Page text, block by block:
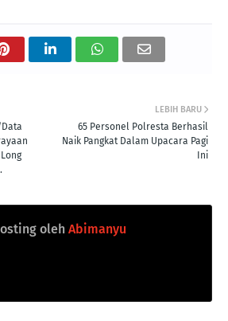
LEBIH BARU
65 Personel Polresta Berhasil
Naik Pangkat Dalam Upacara Pagi
Ini
oleh Abimanyu